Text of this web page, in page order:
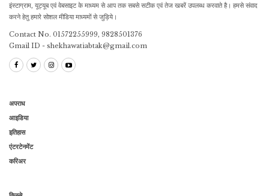
इंस्टाग्राम, यूट्यूब एवं वेबसाइट के माध्यम से आप तक सबसे सटीक एवं तेज खबरें उपलब्ध करवाते है। हमसे संवाद
करने हेतु हमारे सोशल मीडिया माध्यमों से जुड़िये।
Contact No. 01572255999, 9828501376
Gmail ID - shekhawatiabtak@gmail.com
अपराध
आइडिया
इतिहास
एंटरटेनमेंट
करिअर